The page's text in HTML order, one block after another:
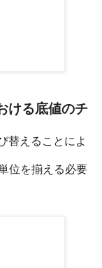
ける底値のチ
替えることによ
位を揃える必要